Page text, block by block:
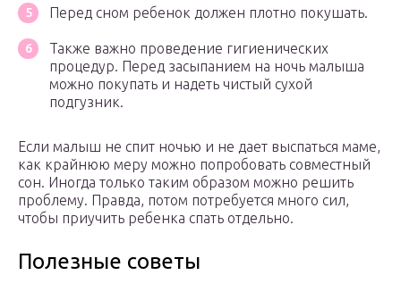
Перед сном ребенок должен плотно покушать.
Также важно проведение гигиенических
процедур. Перед засыпанием на ночь малыша
можно покупать и надеть чистый сухой
подгузник.
Если малыш не спит ночью и не дает выспаться маме,
как крайнюю меру можно попробовать совместный
сон. Иногда только таким образом можно решить
проблему. Правда, потом потребуется много сил,
чтобы приучить ребенка спать отдельно.
Полезные советы